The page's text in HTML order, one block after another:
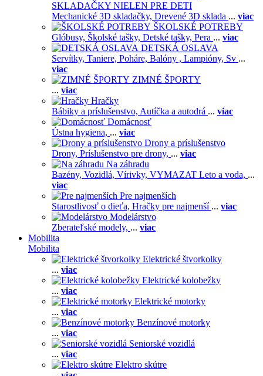
SKLADAČKY NIELEN PRE DETI
Mechanické 3D skladačky, Drevené 3D sklada ... viac
ŠKOLSKÉ POTREBY
Glóbusy, Školské tašky, Detské tašky, Pera ... viac
DETSKÁ OSLAVA
Servítky, Taniere, Poháre, Balóny , Lampióny, Sv ...
viac
ZIMNÉ ŠPORTY
... viac
Hračky
Bábiky a príslušenstvo, Autíčka a autodrá ... viac
Domácnosť
Ústna hygiena, ... viac
Drony a príslušenstvo
Drony, Príslušenstvo pre drony, ... viac
Na záhradu
Bazény, Vozidlá, Vírivky, VYMAZAT Leto a voda, ...
viac
Pre najmenších
Starostlivosť o dieťa, Hračky pre najmenší ... viac
Modelárstvo
Zberateľské modely, ... viac
Mobilita
Mobilita
Elektrické štvorkolky
... viac
Elektrické kolobežky
... viac
Elektrické motorky
... viac
Benzínové motorky
... viac
Seniorské vozidlá
... viac
Elektro skútre